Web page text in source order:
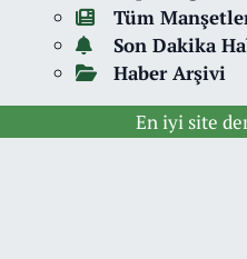
Tüm
Son Dakika
Haber Arşivi
En iyi site